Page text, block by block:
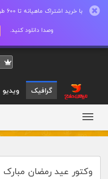
وصدا دانلود کنید.
گرافیک ویدیو
وکتور عید رمضان مبارک